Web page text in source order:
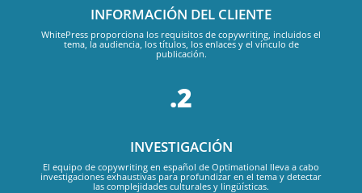
INFORMACIÓN DEL CLIENTE
WhitePress proporciona los requisitos de copywriting, incluidos el
tema, la audiencia, los títulos, los enlaces y el vínculo de
publicación.
.2
INVESTIGACIÓN
El equipo de copywriting en español de Optimational lleva a cabo
investigaciones exhaustivas para profundizar en el tema y detectar
las complejidades culturales y lingüísticas.